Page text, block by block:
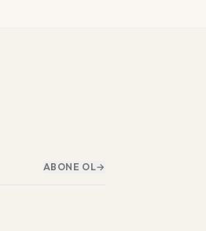
ABONE OL→